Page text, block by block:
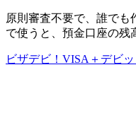
原則審査不要で、誰で
で使うと、預金口座の残
ビザデビ！VISA＋デビ